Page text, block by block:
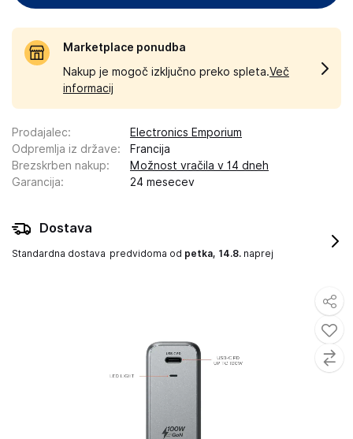
Marketplace ponudba
Nakup je mogoč izključno preko spleta.Več
informacij
Prodajalec:
Electronics Emporium
Odpremlja iz države:
Francija
Brezskrben nakup:
Možnost vračila v 14 dneh
Garancija: 24 mesecev
Dostava
Standardna dostava predvidoma od petka, 14.8. naprej